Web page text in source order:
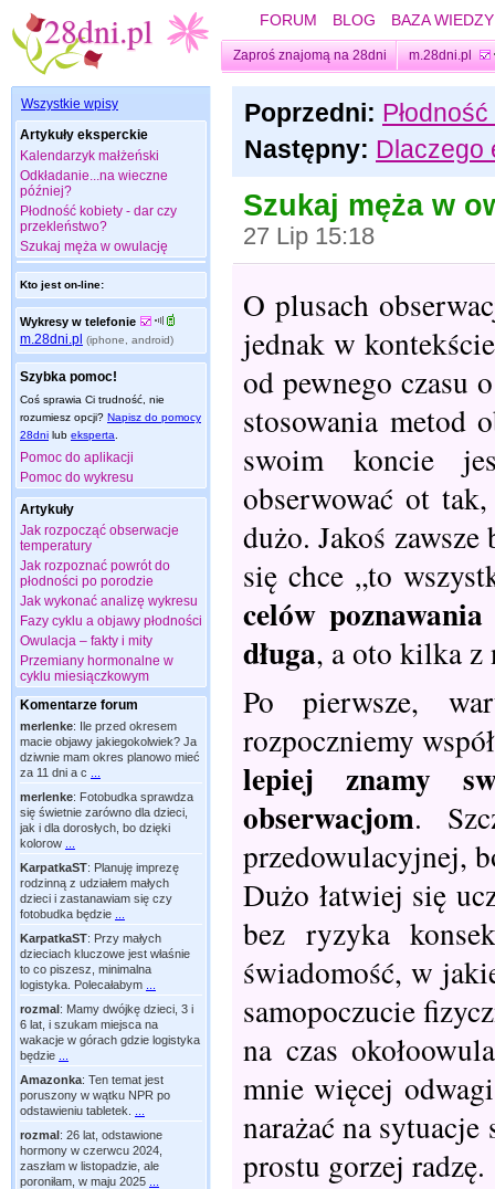
FORUM BLOG BAZA WIEDZY
Zaproś znajomą na 28dni m.28dni.pl
Wszystkie wpisy
Artykuły eksperckie
Kalendarzyk małżeński
Odkładanie...na wieczne
później?
Płodność kobiety - dar czy
przekleństwo?
Szukaj męża w owulację
Kto jest on-line:
Wykresy w telefonie
m.28dni.pl (iphone, android)
Szybka pomoc!
Coś sprawia Ci trudność, nie
rozumiesz opcji? Napisz do pomocy
28dni lub eksperta
Pomoc do aplikacji
Pomoc do wykresu
Artykuły
Jak rozpocząć obserwacje
temperatury
Jak rozpoznać powrót do
płodności po porodzie
Jak wykonać analizę wykresu
Fazy cyklu a objawy płodności
Owulacja – fakty i mity
Przemiany hormonalne w
cyklu miesiączkowym
Komentarze forum
merlenke: Ile przed okresem
macie objawy jakiegokolwiek? Ja
dziwnie mam okres planowo mieć
za 11 dni a c
merlenke: Fotobudka sprawdza
się świetnie zarówno dla dzieci,
jak i dla dorosłych, bo dzięki
kolorow
KarpatkaST: Planuję imprezę
rodzinną z udziałem małych
dzieci i zastanawiam się czy
fotobudka będzie
KarpatkaST: Przy małych
dzieciach kluczowe jest właśnie
to co piszesz, minimalna
logistyka. Polecałabym
rozmal: Mamy dwójkę dzieci, 3 i
6 lat, i szukam miejsca na
wakacje w górach gdzie logistyka
będzie
Amazonka: Ten temat jest
poruszony w wątku NPR po
odstawieniu tabletek.
rozmal: 26 lat, odstawione
hormony w czerwcu 2024,
zaszłam w listopadzie, ale
poroniłam, w maju 2025
Poprzedni:
Następny: Dlaczego
Szukaj męża w
27 Lip 15:18
O plusach
jednak w
od pewnego czasu
stosowania metod
swoim koncie
obserwować ot
dużo. Jakoś
się chce „to
celów
długa, a oto kilka z
Po pierwsze,
rozpoczniemy
lepiej znamy
obserwacjom.
przedowulacyjnej,
Dużo łatwiej się
bez ryzyka
świadomość, w
samopoczucie
na czas
mnie więcej
narażać na
prostu gorzej radzę.